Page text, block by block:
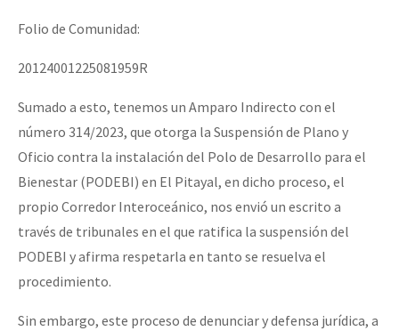
Folio de Comunidad:
20124001225081959R
Sumado a esto, tenemos un Amparo Indirecto con el
número 314/2023, que otorga la Suspensión de Plano y
Oficio contra la instalación del Polo de Desarrollo para el
Bienestar (PODEBI) en El Pitayal, en dicho proceso, el
propio Corredor Interoceánico, nos envió un escrito a
través de tribunales en el que ratifica la suspensión del
PODEBI y afirma respetarla en tanto se resuelva el
procedimiento.
Sin embargo, este proceso de denunciar y defensa jurídica, a